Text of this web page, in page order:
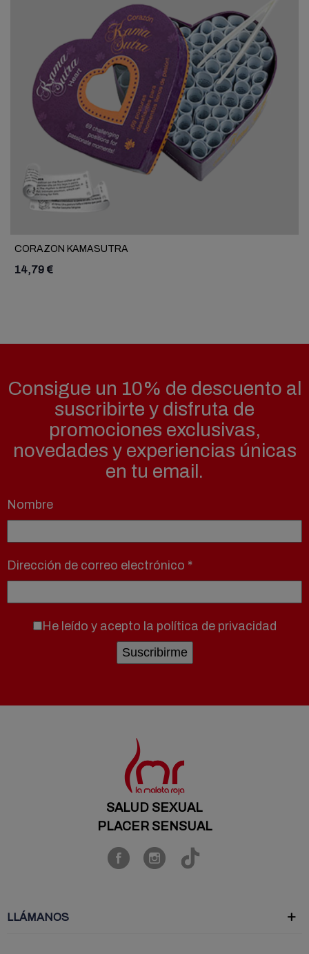
CORAZON KAMASUTRA
14,79 €
Consigue un 10% de descuento al
suscribirte y disfruta de
promociones exclusivas,
novedades y experiencias únicas
en tu email.
Nombre
Dirección de correo electrónico *
He leído y acepto la política de privacidad
SALUD SEXUAL
PLACER SENSUAL
LLÁMANOS